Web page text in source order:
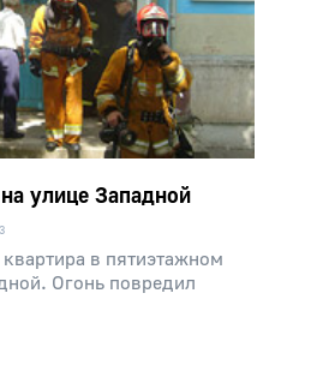
улице Западной
в пятиэтажном
Огонь повредил